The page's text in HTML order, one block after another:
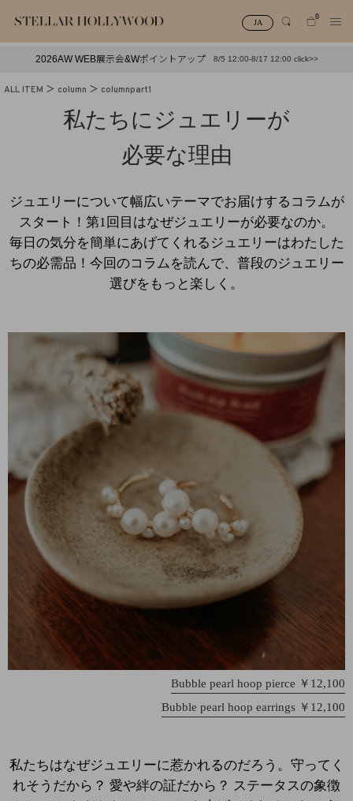
JA
0
2026AW WEB展示会&Wポイントアップ 8/5 12:00-8/17 12:00 click>>
ALL ITEM column columnpart1
私たちにジュエリーが
必要な理由
ジュエリーについて幅広いテーマでお届けするコラムが
スタート！第1回目はなぜジュエリーが必要なのか。
毎日の気分を簡単にあげてくれるジュエリーはわたした
ちの必需品！今回のコラムを読んで、普段のジュエリー
選びをもっと楽しく。
Bubble pearl hoop pierce ￥12,100
Bubble pearl hoop earrings ￥12,100
私たちはなぜジュエリーに惹かれるのだろう。守ってく
れそうだから？ 愛や絆の証だから？ ステータスの象徴